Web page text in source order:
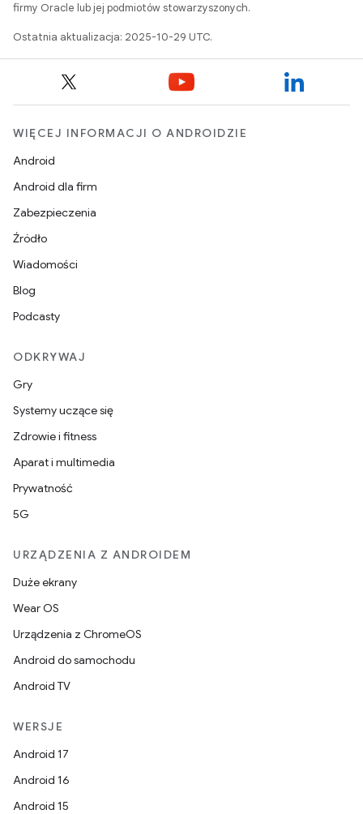
firmy Oracle lub jej podmiotów stowarzyszonych.
Ostatnia aktualizacja: 2025-10-29 UTC.
WIĘCEJ INFORMACJI O ANDROIDZIE
Android
Android dla firm
Zabezpieczenia
Źródło
Wiadomości
Blog
Podcasty
ODKRYWAJ
Gry
Systemy uczące się
Zdrowie i fitness
Aparat i multimedia
Prywatność
5G
URZĄDZENIA Z ANDROIDEM
Duże ekrany
Wear OS
Urządzenia z ChromeOS
Android do samochodu
Android TV
WERSJE
Android 17
Android 16
Android 15